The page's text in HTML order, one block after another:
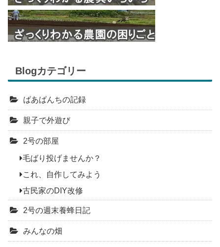
Blogカテゴリー
ばあばんちの記録
親子で外遊び
2号の部屋
毛ばり投げませんか？
これ、自作してみよう
古民家のDIY改修
2号の週末養蜂日記
みんなの畑